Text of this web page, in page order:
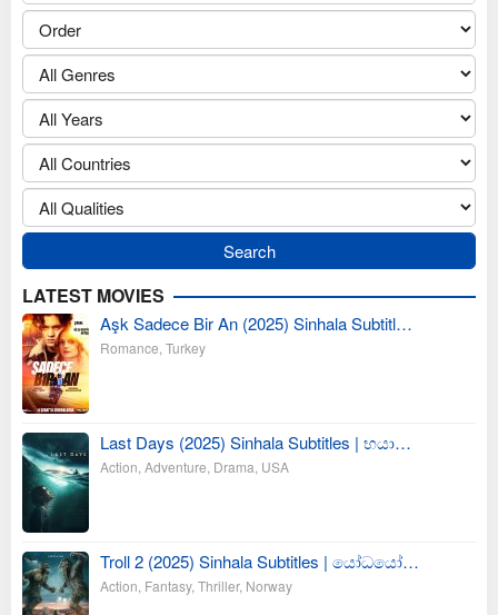
LATEST MOVIES
Aşk Sadece Bir An (2025) Sinhala Subtitl…
Romance Turkey
Last Days (2025) Sinhala Subtitles | භයා…
Action Adventure Drama USA
Troll 2 (2025) Sinhala Subtitles | යෝධයෝ…
Action Fantasy, Thriller, Norway